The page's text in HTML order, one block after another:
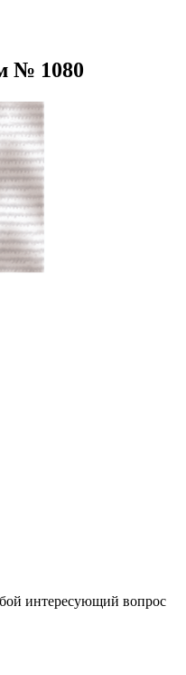
№ 1080
интересующий вопрос